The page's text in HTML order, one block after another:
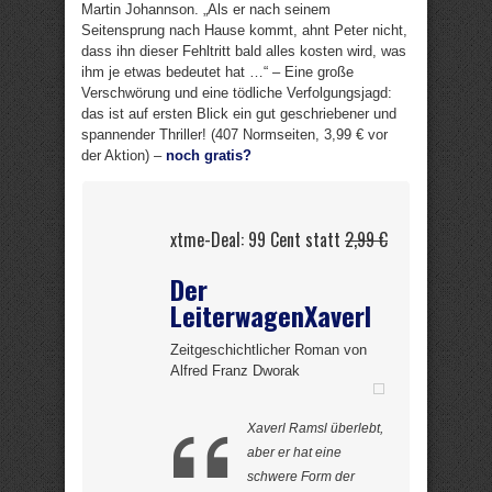
Martin Johannson. „Als er nach seinem
Seitensprung nach Hause kommt, ahnt Peter nicht,
dass ihn dieser Fehltritt bald alles kosten wird, was
ihm je etwas bedeutet hat …“ – Eine große
Verschwörung und eine tödliche Verfolgungsjagd:
das ist auf ersten Blick ein gut geschriebener und
spannender Thriller! (407 Normseiten, 3,99 € vor
der Aktion) – noch gratis?
xtme-Deal: 99 Cent statt 2,99 €
Der
LeiterwagenXaverl
Zeitgeschichtlicher Roman von
Alfred Franz Dworak
Xaverl Ramsl überlebt,
aber er hat eine
schwere Form der